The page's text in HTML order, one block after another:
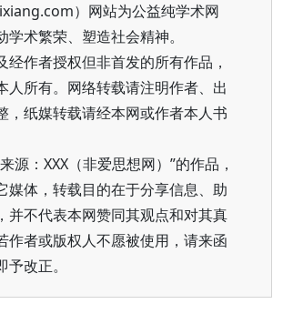
）网站为公益纯学术网
学术繁荣、塑造社会精神。
经作者授权但非首发的所有作品，
人所有。网络转载请注明作者、出
，纸媒转载请经本网或作者本人书
源：XXX（非爱思想网）”的作品，
媒体，转载目的在于分享信息、助
并不代表本网赞同其观点和对其真
作者或版权人不愿被使用，请来函
改正。